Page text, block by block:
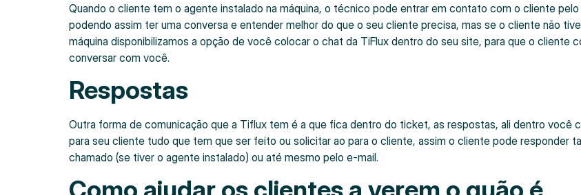
Quando o cliente tem o agente instalado na máquina, o técnico pode entrar em contato com o cliente
podendo assim ter uma conversa e entender melhor do que o seu cliente precisa, mas se o cliente não
máquina disponibilizamos a opção de você colocar o chat da TiFlux dentro do seu site, para que o cliente
conversar com você.
Respostas
Outra forma de comunicação que a Tiflux tem é a que fica dentro do ticket, as respostas, ali dentro você
para seu cliente tudo que tem que ser feito ou solicitar ao para o cliente, assim o cliente pode responder
chamado (se tiver o agente instalado) ou até mesmo pelo e-mail.